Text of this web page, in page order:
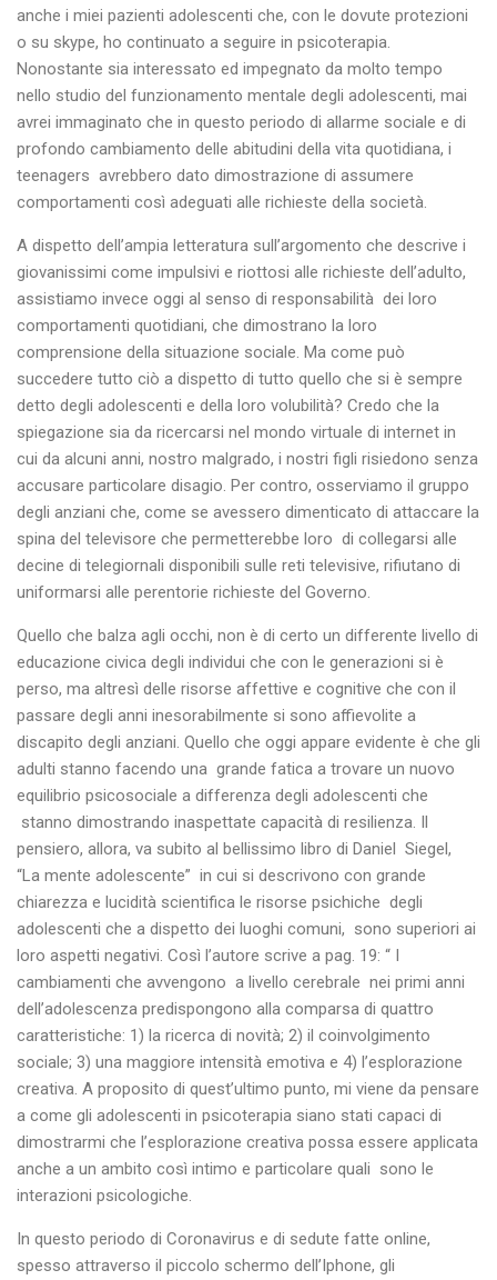
anche i miei pazienti adolescenti che, con le dovute protezioni
o su skype, ho continuato a seguire in psicoterapia.
Nonostante sia interessato ed impegnato da molto tempo
nello studio del funzionamento mentale degli adolescenti, mai
avrei immaginato che in questo periodo di allarme sociale e di
profondo cambiamento delle abitudini della vita quotidiana, i
teenagers avrebbero dato dimostrazione di assumere
comportamenti così adeguati alle richieste della società.
A dispetto dell’ampia letteratura sull’argomento che descrive i
giovanissimi come impulsivi e riottosi alle richieste dell’adulto,
assistiamo invece oggi al senso di responsabilità dei loro
comportamenti quotidiani, che dimostrano la loro
comprensione della situazione sociale. Ma come può
succedere tutto ciò a dispetto di tutto quello che si è sempre
detto degli adolescenti e della loro volubilità? Credo che la
spiegazione sia da ricercarsi nel mondo virtuale di internet in
cui da alcuni anni, nostro malgrado, i nostri figli risiedono senza
accusare particolare disagio. Per contro, osserviamo il gruppo
degli anziani che, come se avessero dimenticato di attaccare la
spina del televisore che permetterebbe loro di collegarsi alle
decine di telegiornali disponibili sulle reti televisive, rifiutano di
uniformarsi alle perentorie richieste del Governo.
Quello che balza agli occhi, non è di certo un differente livello di
educazione civica degli individui che con le generazioni si è
perso, ma altresì delle risorse affettive e cognitive che con il
passare degli anni inesorabilmente si sono affievolite a
discapito degli anziani. Quello che oggi appare evidente è che gli
adulti stanno facendo una grande fatica a trovare un nuovo
equilibrio psicosociale a differenza degli adolescenti che
stanno dimostrando inaspettate capacità di resilienza. Il
pensiero, allora, va subito al bellissimo libro di Daniel Siegel,
“La mente adolescente” in cui si descrivono con grande
chiarezza e lucidità scientifica le risorse psichiche degli
adolescenti che a dispetto dei luoghi comuni, sono superiori ai
loro aspetti negativi. Così l’autore scrive a pag. 19: “ I
cambiamenti che avvengono a livello cerebrale nei primi anni
dell’adolescenza predispongono alla comparsa di quattro
caratteristiche: 1) la ricerca di novità; 2) il coinvolgimento
sociale; 3) una maggiore intensità emotiva e 4) l’esplorazione
creativa. A proposito di quest’ultimo punto, mi viene da pensare
a come gli adolescenti in psicoterapia siano stati capaci di
dimostrarmi che l’esplorazione creativa possa essere applicata
anche a un ambito così intimo e particolare quali sono le
interazioni psicologiche.
In questo periodo di Coronavirus e di sedute fatte online,
spesso attraverso il piccolo schermo dell’Iphone, gli